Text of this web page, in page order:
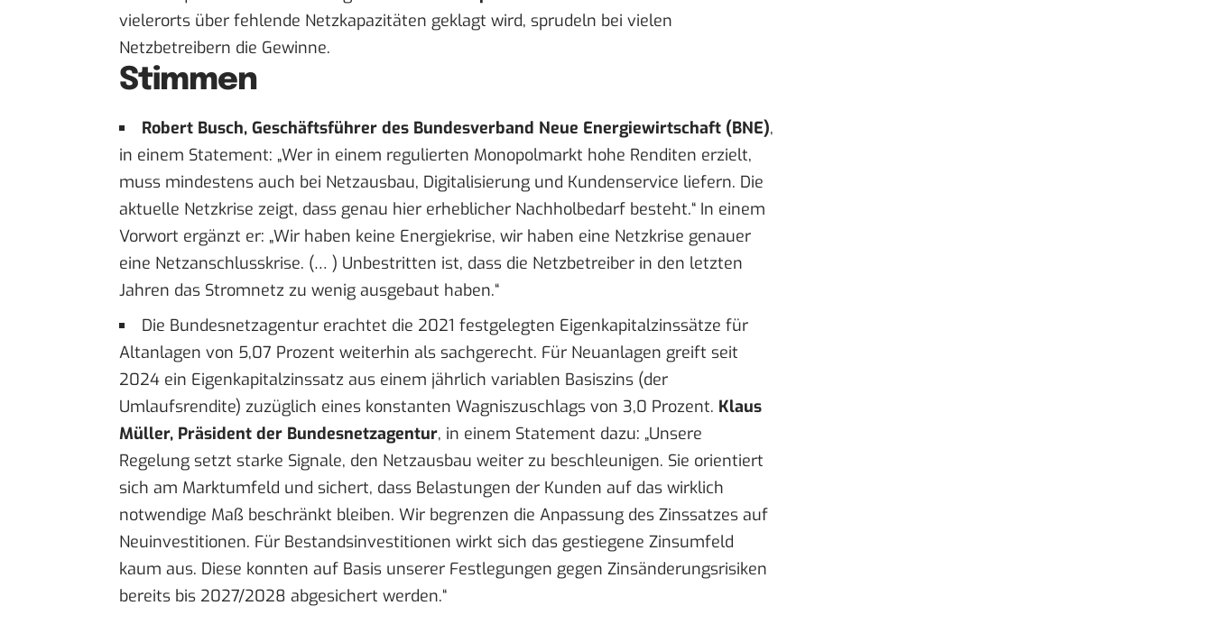
vielerorts über fehlende Netzkapazitäten geklagt wird, sprudeln bei vielen
Netzbetreibern die Gewinne.
Stimmen
Robert Busch, Geschäftsführer des Bundesverband Neue Energiewirtschaft (BNE),
in einem Statement: „Wer in einem regulierten Monopolmarkt hohe Renditen erzielt,
muss mindestens auch bei Netzausbau, Digitalisierung und Kundenservice liefern. Die
aktuelle Netzkrise zeigt, dass genau hier erheblicher Nachholbedarf besteht.“ In einem
Vorwort ergänzt er: „Wir haben keine Energiekrise, wir haben eine Netzkrise genauer
eine Netzanschlusskrise. (… ) Unbestritten ist, dass die Netzbetreiber in den letzten
Jahren das Stromnetz zu wenig ausgebaut haben.“
Die Bundesnetzagentur erachtet die 2021 festgelegten Eigenkapitalzinssätze für
Altanlagen von 5,07 Prozent weiterhin als sachgerecht. Für Neuanlagen greift seit
2024 ein Eigenkapitalzinssatz aus einem jährlich variablen Basiszins (der
Umlaufsrendite) zuzüglich eines konstanten Wagniszuschlags von 3,0 Prozent. Klaus
Müller, Präsident der Bundesnetzagentur, in einem Statement dazu: „Unsere
Regelung setzt starke Signale, den Netzausbau weiter zu beschleunigen. Sie orientiert
sich am Marktumfeld und sichert, dass Belastungen der Kunden auf das wirklich
notwendige Maß beschränkt bleiben. Wir begrenzen die Anpassung des Zinssatzes auf
Neuinvestitionen. Für Bestandsinvestitionen wirkt sich das gestiegene Zinsumfeld
kaum aus. Diese konnten auf Basis unserer Festlegungen gegen Zinsänderungsrisiken
bereits bis 2027/2028 abgesichert werden.“